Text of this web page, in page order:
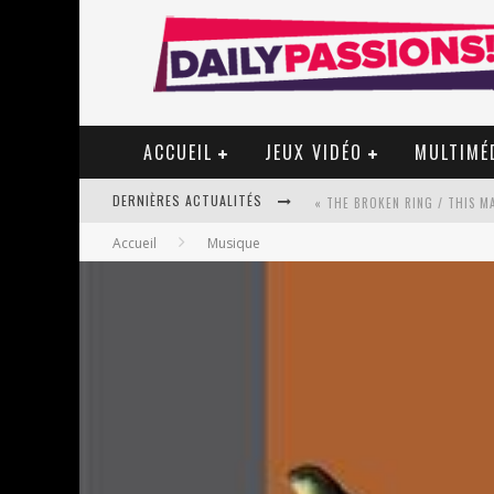
ACCUEIL JEUX VIDÉO
DERNIÈRES ACTUALITÉS
« MON VILLAGE RÉVOLTÉ » -
Accueil Musique